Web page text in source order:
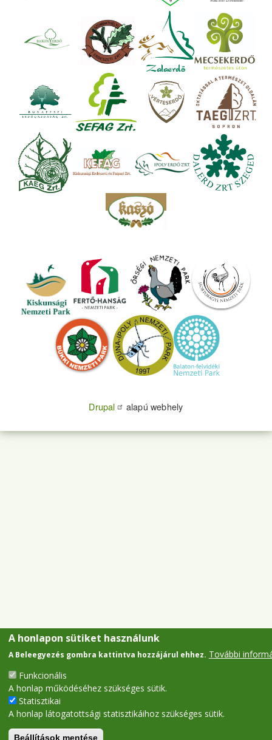
Drupal alapú webhely
A honlapon sütiket használunk
A Beleegyezés gombra kattintva hozzájárul ehhez. További
Funkcionális
A honlap működéséhez szükséges sütik.
Statisztikai
A honlap látogatottsági statisztikáihoz szükséges sütik.
Beállítások mentése